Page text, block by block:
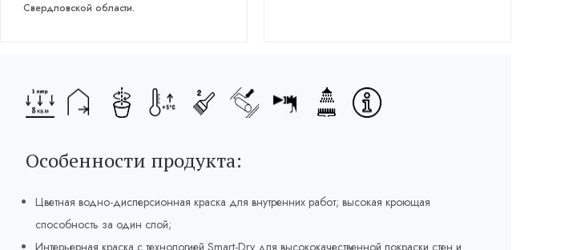
Свердловской области.
Особенности продукта:
Цветная водно-дисперсионная краска для внутренних работ; высокая кроющая
способность за один слой;
Интерьерная краска с технологией Smart-Dry для высококачественной покраски стен и